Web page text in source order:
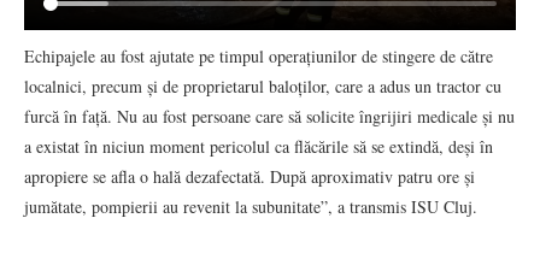
Echipajele au fost ajutate pe timpul operațiunilor de stingere de către
localnici, precum și de proprietarul baloților, care a adus un tractor cu
furcă în față. Nu au fost persoane care să solicite îngrijiri medicale și nu
a existat în niciun moment pericolul ca flăcările să se extindă, deși în
apropiere se afla o hală dezafectată. După aproximativ patru ore și
jumătate, pompierii au revenit la subunitate”, a transmis ISU Cluj.